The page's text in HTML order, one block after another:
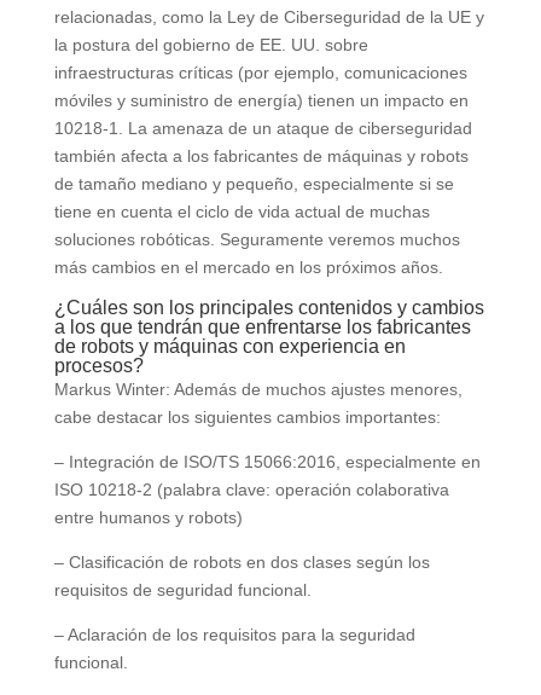
relacionadas, como la Ley de Ciberseguridad de la UE y
la postura del gobierno de EE. UU. sobre
infraestructuras críticas (por ejemplo, comunicaciones
móviles y suministro de energía) tienen un impacto en
10218-1. La amenaza de un ataque de ciberseguridad
también afecta a los fabricantes de máquinas y robots
de tamaño mediano y pequeño, especialmente si se
tiene en cuenta el ciclo de vida actual de muchas
soluciones robóticas. Seguramente veremos muchos
más cambios en el mercado en los próximos años.
¿Cuáles son los principales contenidos y cambios
a los que tendrán que enfrentarse los fabricantes
de robots y máquinas con experiencia en
procesos?
Markus Winter: Además de muchos ajustes menores,
cabe destacar los siguientes cambios importantes:
– Integración de ISO/TS 15066:2016, especialmente en
ISO 10218-2 (palabra clave: operación colaborativa
entre humanos y robots)
– Clasificación de robots en dos clases según los
requisitos de seguridad funcional.
– Aclaración de los requisitos para la seguridad
funcional.